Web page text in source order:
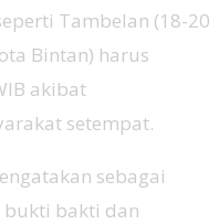
Tambelan (18-20
Bintan) harus
akibat
setempat.
sebagai
bukti bakti dan